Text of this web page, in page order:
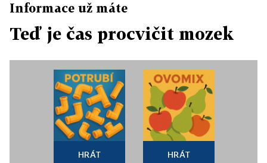
Informace už máte
Teď je čas procvičit mozek
HRÁT HRÁT